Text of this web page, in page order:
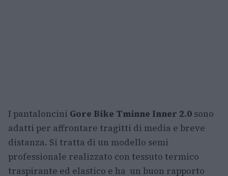
I pantaloncini Gore Bike Tminne Inner 2.0 sono
adatti per affrontare tragitti di media e breve
distanza. Si tratta di un modello semi
professionale realizzato con tessuto termico
traspirante ed elastico e ha un buon rapporto